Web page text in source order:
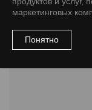
маркетинговых
Понятно